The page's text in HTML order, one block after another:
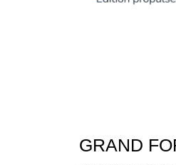
GRAND